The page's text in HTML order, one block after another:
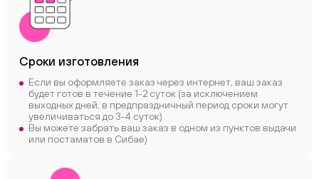
Сроки изготовления
Если вы оформляете заказ через интернет, ваш заказ
будет готов в течение 1-2 суток (за исключением
выходных дней, в предпраздничный период сроки могут
увеличиваться до 3-4 суток)
Вы можете забрать ваш заказ в одном из пунктов выдачи
или постаматов в Сибае)